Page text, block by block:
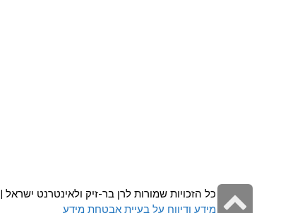
כל הזכויות שמורות לרן בר-זיק ולאינטרנט ישראל |
מידע ודיווח על בעיית אבטחת מידע
גלילה